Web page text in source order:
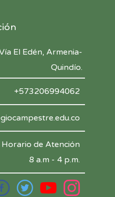
El Edén, Armenia-
Quindío.
+573206994062
Horario de Atención
8 a.m - 4 p.m.